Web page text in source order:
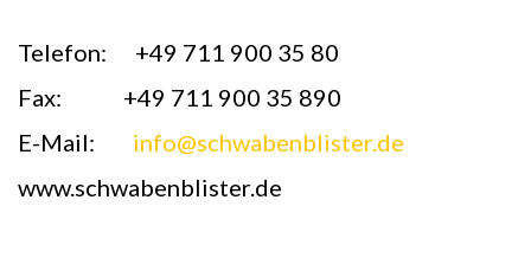
Telefon: +49 711 900 35 80
Fax: +49 711 900 35 890
E-Mail: info@schwabenblister.de
www.schwabenblister.de